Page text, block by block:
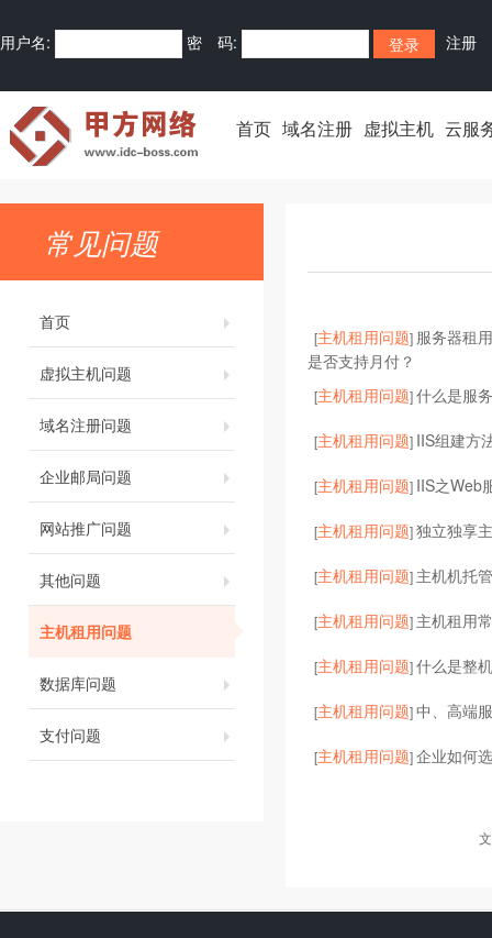
用户名: 密 码: 注册
首页 域名注册 虚拟主机 云服
常见问题
首页
虚拟主机问题
域名注册问题
企业邮局问题
网站推广问题
其他问题
主机租用问题
数据库问题
支付问题
[主机租用问题] 服务器租
是否支持月付？
[主机租用问题]什么是服
[主机租用问题] IIS组建方
[主机租用问题] IIS之Web
[主机租用问题]独立独享
[主机租用问题] 主机机托
[主机租用问题] 主机租用
[主机租用问题]什么是整
[主机租用问题]中、高端
[主机租用问题]企业如何